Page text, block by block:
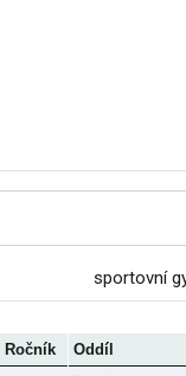
sportovní
Ročník
Oddíl